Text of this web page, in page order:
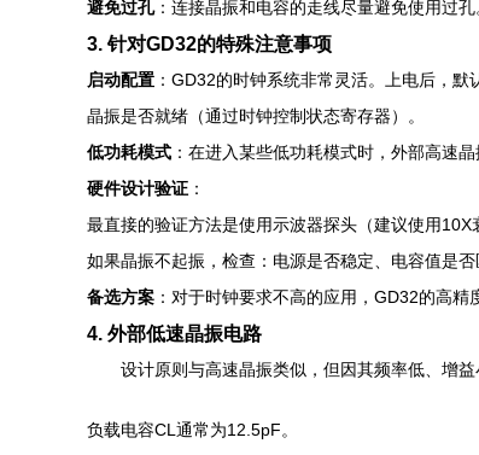
避免过孔：连接晶振和电容的走线尽量避免使用过孔
3. 针对GD32的特殊注意事项
启动配置 ：GD32的时钟系统非常灵活。上电后，
晶振是否就绪（通过时钟控制状态寄存器）。
低功耗模式 ：在进入某些低功耗模式时，外部高速
硬件设计验证 ：
最直接的验证方法是使用示波器探头（建议使用
如果晶振不起振，检查：电源是否稳定、电容值是
备选方案 ：对于时钟要求不高的应用，GD32的高
4. 外部低速晶振电路
设计原则与高速晶振类似，但因其频率低、增益
负载电容CL通常为12.5pF。